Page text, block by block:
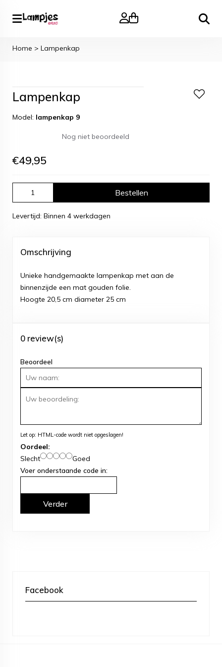
Zoeken
Home > Lampenkap
Lampenkap
Model: lampenkap 9
Nog niet beoordeeld
€49,95
Bestellen
Levertijd: Binnen 4 werkdagen
Omschrijving
Unieke handgemaakte lampenkap met aan de
binnenzijde een mat gouden folie.
Hoogte 20,5 cm diameter 25 cm
0 review(s)
Beoordeel
Let op: HTML-code wordt niet opgeslagen!
Oordeel:
Slecht
Goed
Voer onderstaande code in:
Verder
Facebook